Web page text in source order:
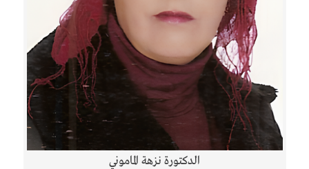
الدكتورة نزهة الماموني